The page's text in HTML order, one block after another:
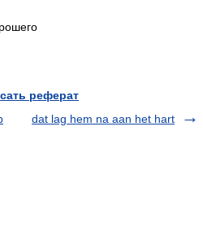
реферат
dat lag hem na aan het hart